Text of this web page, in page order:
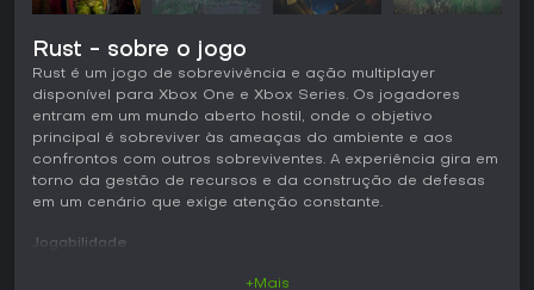
Rust - sobre o jogo
Rust é um jogo de sobrevivência e ação multiplayer
disponível para Xbox One e Xbox Series. Os jogadores
entram em um mundo aberto hostil, onde o objetivo
principal é sobreviver às ameaças do ambiente e aos
confrontos com outros sobreviventes. A experiência gira em
torno da gestão de recursos e da construção de defesas
em um cenário que exige atenção constante.
Jogabilidade
+Mais